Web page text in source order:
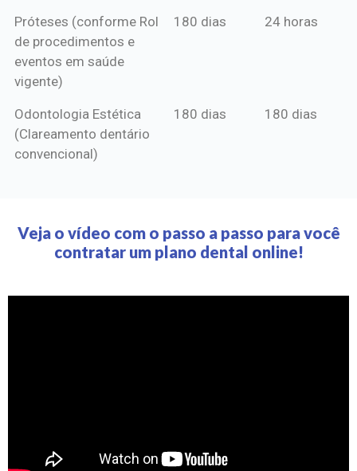
Próteses (conforme Rol
de procedimentos e
eventos em saúde
vigente)
180 dias 24 horas
Odontologia Estética
(Clareamento dentário
convencional)
180 dias 180 dias
Veja o vídeo com o passo a passo para você
contratar um plano dental online!